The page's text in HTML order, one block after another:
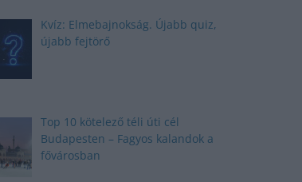
Kvíz: Elmebajnokság. Újabb quiz,
újabb fejtörő
Top 10 kötelező téli úti cél
Budapesten – Fagyos kalandok a
fővárosban